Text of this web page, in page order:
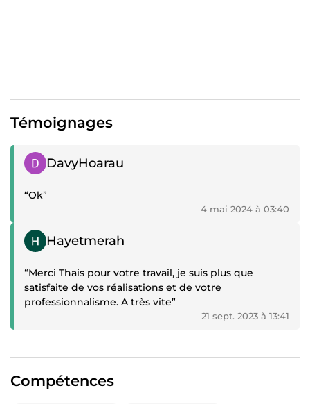
Témoignages
Témoignage positif
DavyHoarau
“Ok”
4 mai 2024 à 03:40
Témoignage positif
Hayetmerah
“Merci Thais pour votre travail, je suis plus que
satisfaite de vos réalisations et de votre
professionnalisme. A très vite”
21 sept. 2023 à 13:41
Compétences